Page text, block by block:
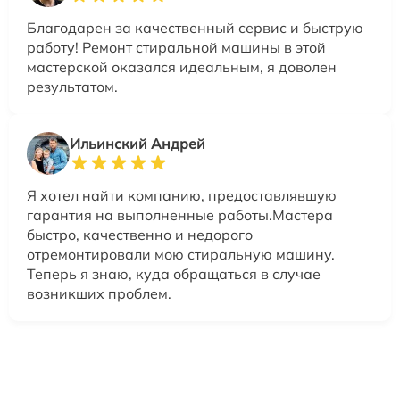
Благодарен за качественный сервис и быструю
работу! Ремонт стиральной машины в этой
мастерской оказался идеальным, я доволен
результатом.
Ильинский Андрей
Я хотел найти компанию, предоставлявшую
гарантия на выполненные работы.Мастера
быстро, качественно и недорого
отремонтировали мою стиральную машину.
Теперь я знаю, куда обращаться в случае
возникших проблем.